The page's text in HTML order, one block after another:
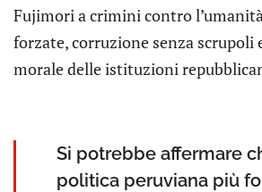
Fujimori a crimini contro
forzate, corruzione senza scrupoli
morale delle istituzioni
Si potrebbe affermare
politica peruviana più